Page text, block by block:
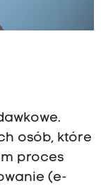
osób, które
proces
(e-